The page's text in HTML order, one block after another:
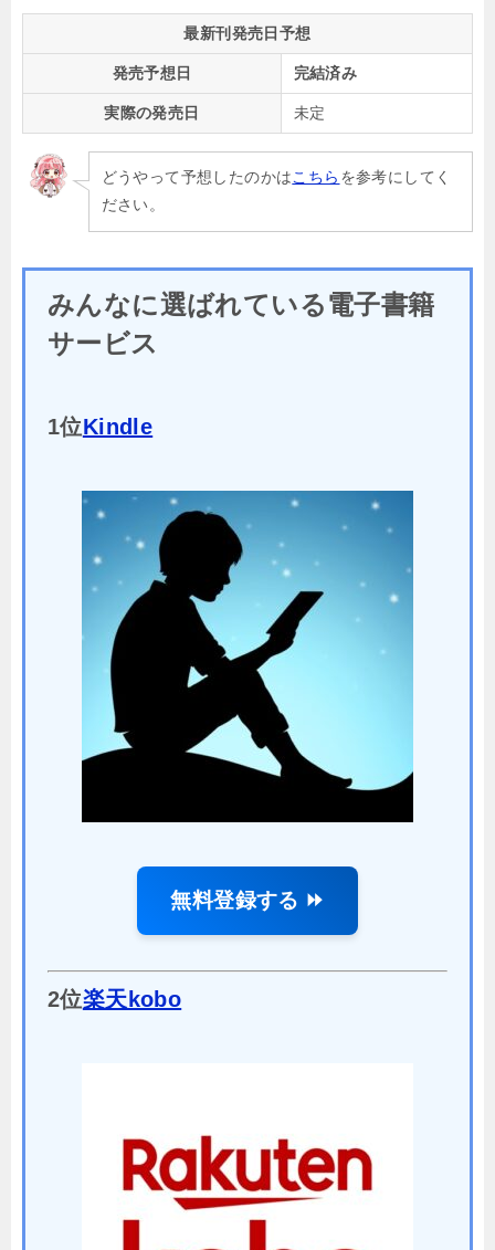
最新刊発売日予想
発売予想日 完結済み
実際の発売日 未定
どうやって予想したのかはこちら を参考にしてく
ださい。
みんなに選ばれている電子書籍
サービス
1位Kindle
無料登録する ⏩
2位楽天kobo